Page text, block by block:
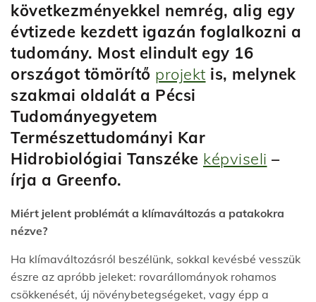
következményekkel nemrég, alig egy
évtizede kezdett igazán foglalkozni a
tudomány. Most elindult egy 16
országot tömörítő projekt is, melynek
szakmai oldalát a Pécsi
Tudományegyetem
Természettudományi Kar
Hidrobiológiai Tanszéke képviseli –
írja a Greenfo.
Miért jelent problémát a klímaváltozás a patakokra
nézve?
Ha klímaváltozásról beszélünk, sokkal kevésbé vesszük
észre az apróbb jeleket: rovarállományok rohamos
csökkenését, új növénybetegségeket, vagy épp a